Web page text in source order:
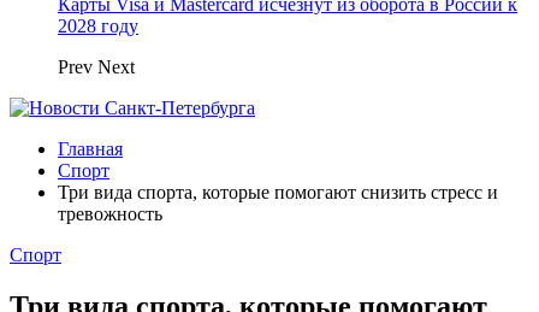
Карты Visa и Mastercard исчезнут из оборота в России к
2028 году
Prev Next
Главная
Спорт
Три вида спорта, которые помогают снизить стресс и
тревожность
Спорт